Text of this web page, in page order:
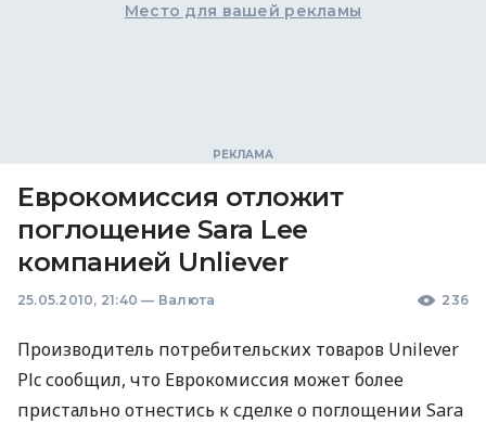
Место для вашей рекламы
Еврокомиссия отложит
поглощение Sara Lee
компанией Unliever
25.05.2010, 21:40 — Валюта 236
Производитель потребительских товаров Unilever
Plc сообщил, что Еврокомиссия может более
пристально отнестись к сделке о поглощении Sara